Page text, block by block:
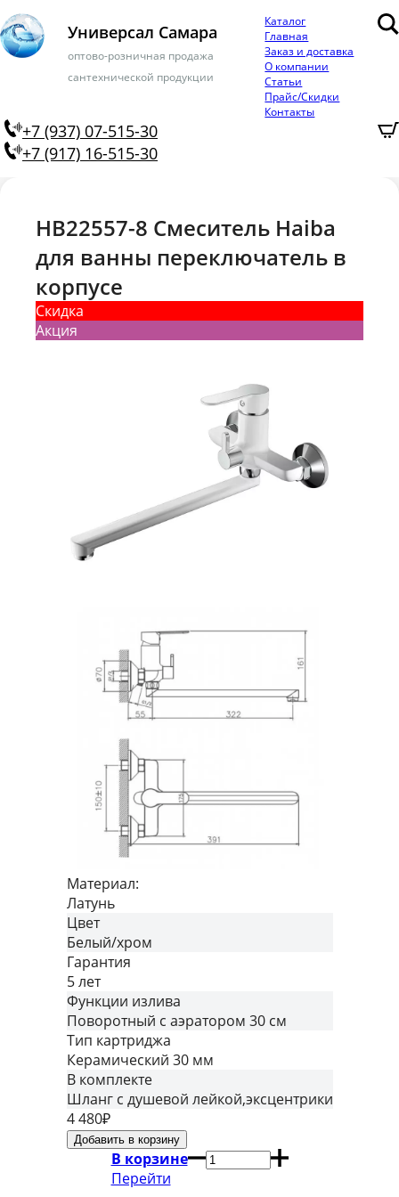
Универсал Самара
оптово-розничная продажа
сантехнической продукции
Каталог
Главная
Заказ и доставка
О компании
Статьи
Прайс/Скидки
Контакты
+7 (937) 07-515-30
+7 (917) 16-515-30
HB22557-8 Смеситель Haiba
для ванны переключатель в
корпусе
Скидка
Акция
Материал:
Латунь
Цвет
Белый/хром
Гарантия
5 лет
Функции излива
Поворотный с аэратором 30 см
Тип картриджа
Керамический 30 мм
В комплекте
Шланг с душевой лейкой,эксцентрики
4 480₽
В корзине
Перейти